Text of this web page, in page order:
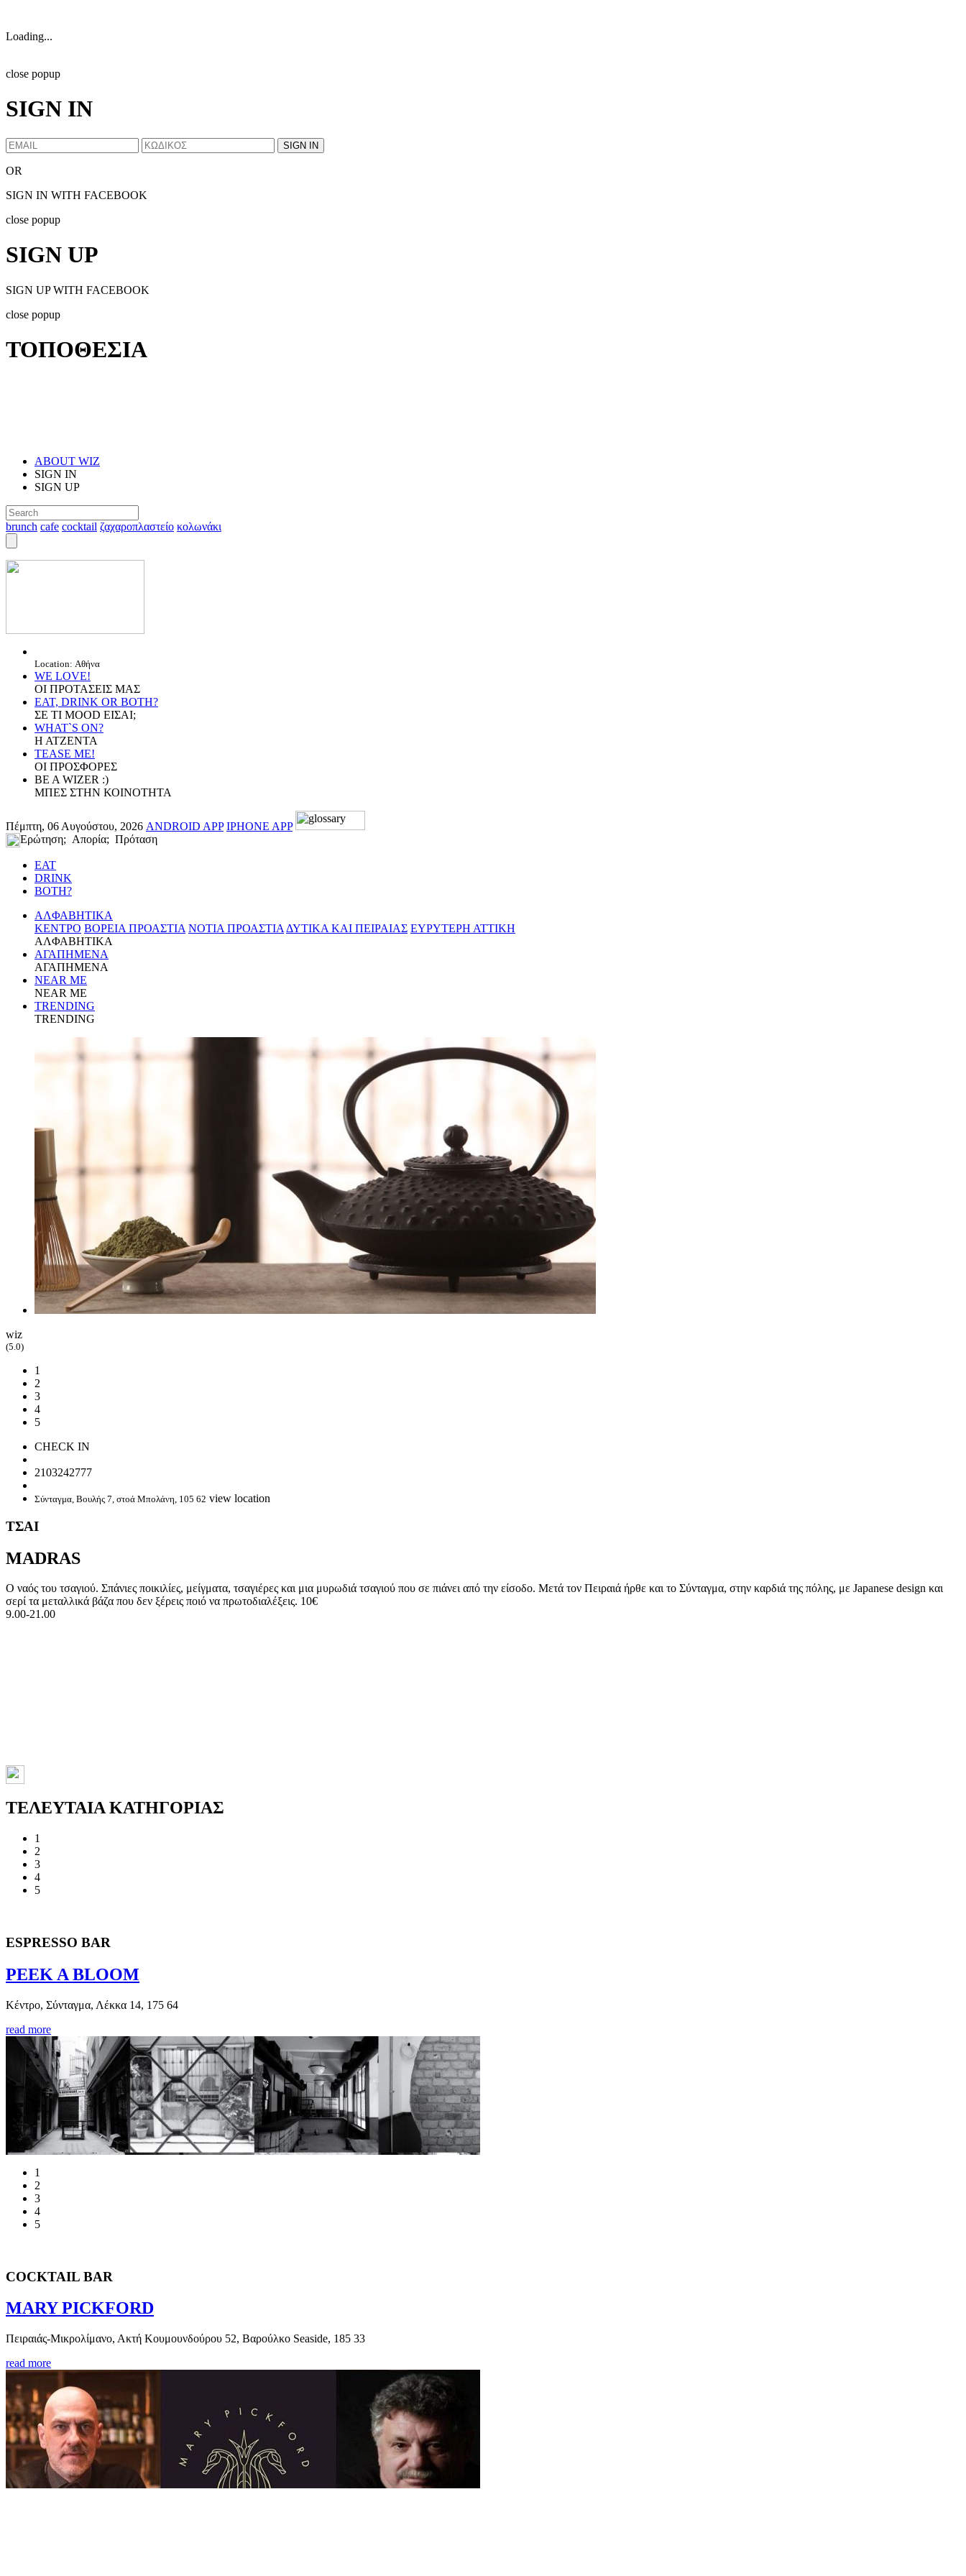
Loading...
close popup
SIGN IN
OR
SIGN IN WITH FACEBOOK
close popup
SIGN UP
SIGN UP WITH FACEBOOK
close popup
ΤΟΠΟΘΕΣΙΑ
ABOUT WIZ
SIGN IN
SIGN UP
brunch cafe cocktail ζαχαροπλαστείο κολωνάκι
Location: Αθήνα
WE LOVE!
ΟΙ ΠΡΟΤΑΣΕΙΣ ΜΑΣ
EAT, DRINK OR BOTH?
ΣΕ ΤΙ MOOD ΕΙΣΑΙ;
WHAT`S ON?
Η ΑΤΖΕΝΤΑ
TEASE ME!
ΟΙ ΠΡΟΣΦΟΡΕΣ
BE A WIZER :)
ΜΠΕΣ ΣΤΗΝ ΚΟΙΝΟΤΗΤΑ
Πέμπτη, 06 Αυγούστου, 2026 ANDROID APP IPHONE APP
Ερώτηση; Απορία; Πρόταση
EAT
DRINK
BOTH?
ΑΛΦΑΒΗΤΙΚΑ
ΚΕΝΤΡΟ ΒΟΡΕΙΑ ΠΡΟΑΣΤΙΑ ΝΟΤΙΑ ΠΡΟΑΣΤΙΑ ΔΥΤΙΚΑ ΚΑΙ ΠΕΙΡΑΙΑΣ ΕΥΡΥΤΕΡΗ ΑΤΤΙΚΗ
ΑΛΦΑΒΗΤΙΚΑ
ΑΓΑΠΗΜΕΝΑ
ΑΓΑΠΗΜΕΝΑ
NEAR ME
NEAR ME
TRENDING
TRENDING
wiz
(5.0)
1
2
3
4
5
CHECK IN
2103242777
Σύνταγμα, Βουλής 7, στοά Μπολάνη, 105 62 view location
ΤΣΑΙ
MADRAS
O ναός του τσαγιού. Σπάνιες ποικιλίες, μείγματα, τσαγιέρες και μια μυρωδιά τσαγιού που σε πιάνει από την είσοδο. Μετά τον Πειραιά ήρθε και το Σύνταγμα, στην καρδιά της πόλης, με Japanese design και
σερί τα μεταλλικά βάζα που δεν ξέρεις ποιό να πρωτοδιαλέξεις. 10€
9.00-21.00
ΤΕΛΕΥΤΑΙΑ ΚΑΤΗΓΟΡΙΑΣ
1
2
3
4
5
ESPRESSO BAR
PEEK A BLOOM
Κέντρο, Σύνταγμα, Λέκκα 14, 175 64
read more
1
2
3
4
5
COCKTAIL BAR
MARY PICKFORD
Πειραιάς-Μικρολίμανο, Ακτή Κουμουνδούρου 52, Βαρούλκο Seaside, 185 33
read more